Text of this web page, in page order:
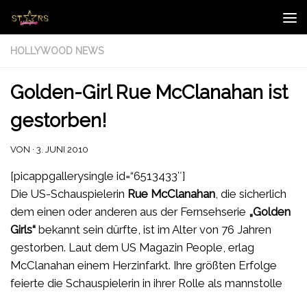
Zum Inhalt springen
HOLLYWOOD NEWS
Golden-Girl Rue McClanahan ist
gestorben!
VON · 3. JUNI 2010
[picappgallerysingle id=“6513433″]
Die US-Schauspielerin Rue McClanahan, die sicherlich
dem einen oder anderen aus der Fernsehserie „Golden
Girls“ bekannt sein dürfte, ist im Alter von 76 Jahren
gestorben. Laut dem US Magazin People, erlag
McClanahan einem Herzinfarkt. Ihre größten Erfolge
feierte die Schauspielerin in ihrer Rolle als mannstolle